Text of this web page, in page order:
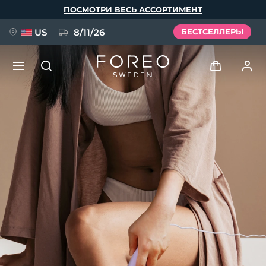
ПОСМОТРИ ВЕСЬ АССОРТИМЕНТ
US 8/11/26 БЕСТСЕЛЛЕРЫ
Профиль пользователя
Мои приборы
Мои заказы
Мои адреса
Мои подписки
НОВИНКА
FAQ™ Pure Beauty-Tech Elixir
BREAKING NEWS
issa™ Teeth Whitening Set
Язык
English Deutsch
Español
Français
Italiano
Português
Polski
Svenska
Русский
Türkçe
简体中文 繁體中文